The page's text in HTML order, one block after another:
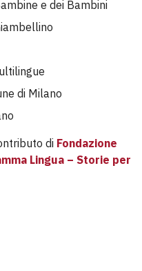
e dei Bambini
di Milano
di Fondazione
Lingua – Storie per